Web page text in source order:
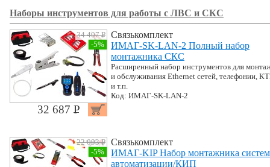
Наборы инструментов для работы с ЛВС и СКС
34 407 PУБ.
-5%
32 687 P УБ.
Связькомплект
ИМАГ-SK-LAN-2 Полный набор
монтажника СКС
Расширенный набор инструментов для
и обслуживания Ethernet сетей, телефонии,
и т.п.
Код: ИМАГ-SK-LAN-2
22 093 PУБ.
-5%
Связькомплект
ИМАГ-KIP Набор монтажника систем
автоматизации/КИП